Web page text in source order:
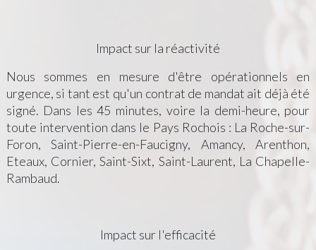
Impact sur la réactivité
Nous sommes en mesure d'être opérationnels en
urgence, si tant est qu'un contrat de mandat ait déjà été
signé. Dans les 45 minutes, voire la demi-heure, pour
toute intervention dans le Pays Rochois : La Roche-sur-
Foron, Saint-Pierre-en-Faucigny, Amancy, Arenthon,
Eteaux, Cornier, Saint-Sixt, Saint-Laurent, La Chapelle-
Rambaud.
Impact sur l'efficacité